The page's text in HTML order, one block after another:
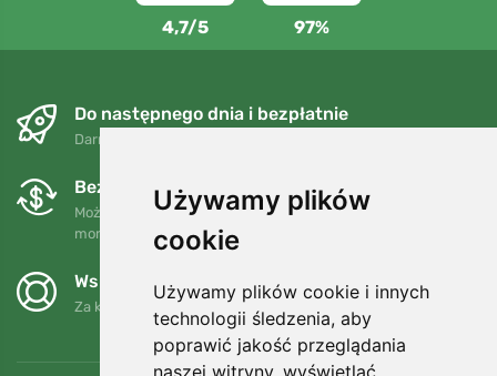
Używamy plików
cookie
Używamy plików cookie i innych
technologii śledzenia, aby
poprawić jakość przeglądania
naszej witryny, wyświetlać
4,7/5 97%
Do następnego dnia i bezpłatnie
Darmowa wysyłka dla zamówień powyżej 250 PLN
Bezpłatne wymiany i zwroty
Możesz zwrócić lub wymienić swoje zamówienie w dowolnym
momencie w ciągu 90 dni.
Wspieramy Trees.org
Za każde zamówienie sadzimy drzewo! Czytaj więcej